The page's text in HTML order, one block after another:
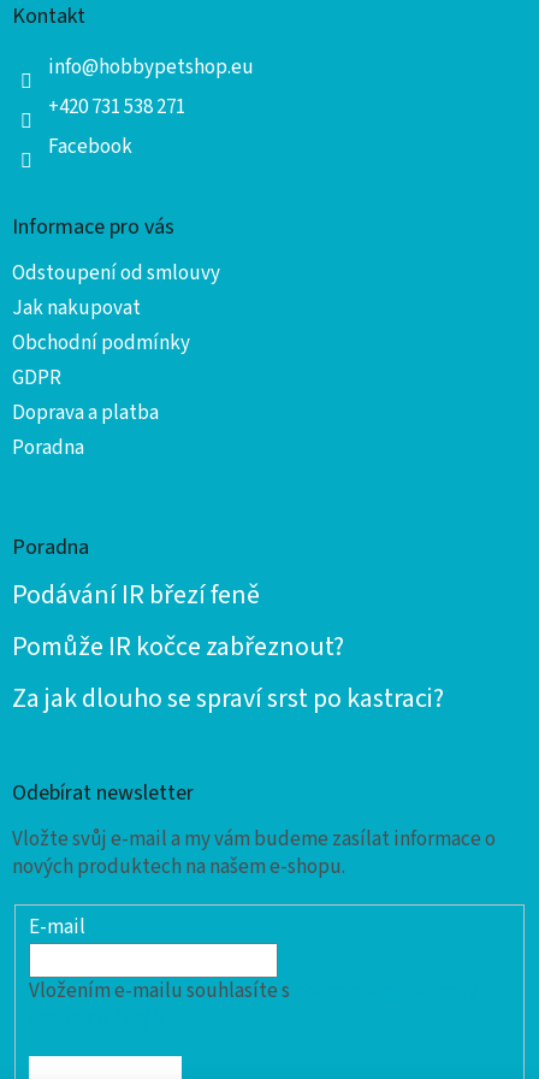
Kontakt
info@hobbypetshop.eu
+420 731 538 271
Facebook
Informace pro vás
Odstoupení od smlouvy
Jak nakupovat
Obchodní podmínky
GDPR
Doprava a platba
Poradna
Poradna
Podávání IR březí feně
Pomůže IR kočce zabřeznout?
Za jak dlouho se spraví srst po kastraci?
Odebírat newsletter
Vložte svůj e-mail a my vám budeme zasílat informace o
nových produktech na našem e-shopu.
E-mail
Vložením e-mailu souhlasíte s